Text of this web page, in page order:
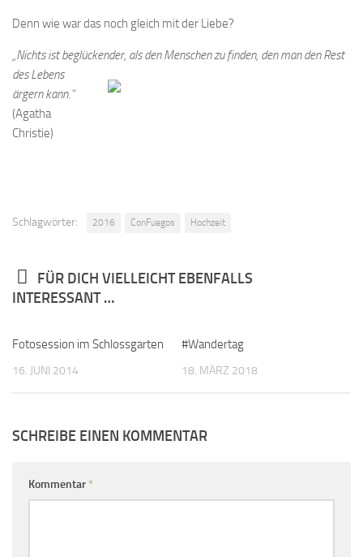
Denn wie war das noch gleich mit der Liebe?
„Nichts ist beglückender, als den Menschen zu finden, den man den Rest
des Lebens
ärgern kann.“
(Agatha
Christie)
Schlagwörter: 2016 ConFuegos Hochzeit
FÜR DICH VIELLEICHT EBENFALLS
INTERESSANT …
Fotosession im Schlossgarten
16. JUNI 2014
#Wandertag
18. MÄRZ 2018
SCHREIBE EINEN KOMMENTAR
Kommentar *